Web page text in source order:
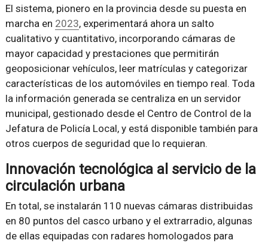
El sistema, pionero en la provincia desde su puesta en
marcha en 2023, experimentará ahora un salto
cualitativo y cuantitativo, incorporando cámaras de
mayor capacidad y prestaciones que permitirán
geoposicionar vehículos, leer matrículas y categorizar
características de los automóviles en tiempo real. Toda
la información generada se centraliza en un servidor
municipal, gestionado desde el Centro de Control de la
Jefatura de Policía Local, y está disponible también para
otros cuerpos de seguridad que lo requieran.
Innovación tecnológica al servicio de la
circulación urbana
En total, se instalarán 110 nuevas cámaras distribuidas
en 80 puntos del casco urbano y el extrarradio, algunas
de ellas equipadas con radares homologados para